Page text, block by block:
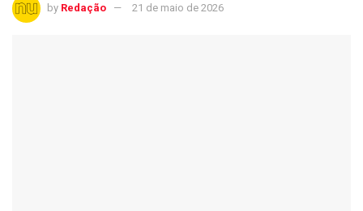
by Redação 21 de maio de 2026